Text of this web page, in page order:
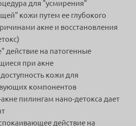
для "усмирения"
кожи путем ее глубокого
акне и восстановления
действие на патогенные
при акне
кожи для
компонентов
пилингам нано-детокса дает
действие на